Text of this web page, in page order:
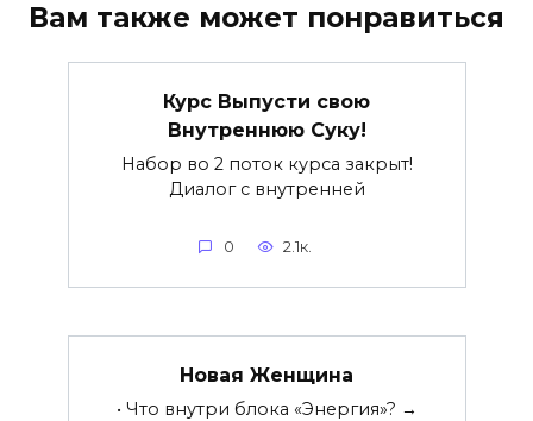
Вам также может понравиться
Курс Выпусти свою
Внутреннюю Суку!
Набор во 2 поток курса закрыт!
Диалог с внутренней
0 2.1к.
Новая Женщина
• Что внутри блока «Энергия»? →